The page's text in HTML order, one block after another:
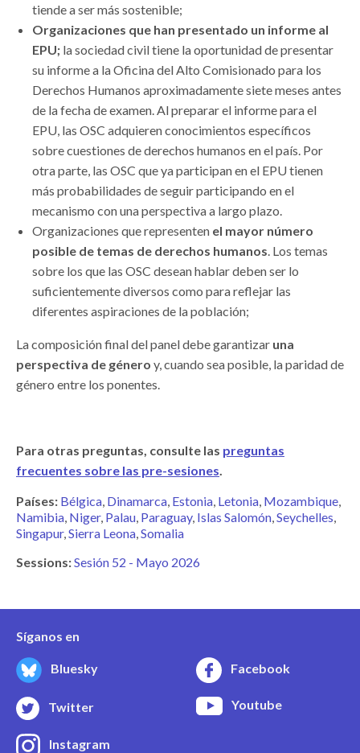
tiende a ser más sostenible;
Organizaciones que han presentado un informe al
EPU; la sociedad civil tiene la oportunidad de presentar
su informe a la Oficina del Alto Comisionado para los
Derechos Humanos aproximadamente siete meses antes
de la fecha de examen. Al preparar el informe para el
EPU, las OSC adquieren conocimientos específicos
sobre cuestiones de derechos humanos en el país. Por
otra parte, las OSC que ya participan en el EPU tienen
más probabilidades de seguir participando en el
mecanismo con una perspectiva a largo plazo.
Organizaciones que representen el mayor número
posible de temas de derechos humanos . Los temas
sobre los que las OSC desean hablar deben ser lo
suficientemente diversos como para reflejar las
diferentes aspiraciones de la población;
La composición final del panel debe garantizar una
perspectiva de género y, cuando sea posible, la paridad de
género entre los ponentes.
Para otras preguntas, consulte las preguntas
frecuentes sobre las pre-sesiones
Países: Bélgica Dinamarca Estonia Letonia Mozambique
Namibia Niger Palau Paraguay Islas Salomón Seychelles
Singapur Sierra Leona Somalia
Sessions:Sesión 52 - Mayo 2026
Síganos en
Bluesky Facebook
Twitter Youtube
Instagram